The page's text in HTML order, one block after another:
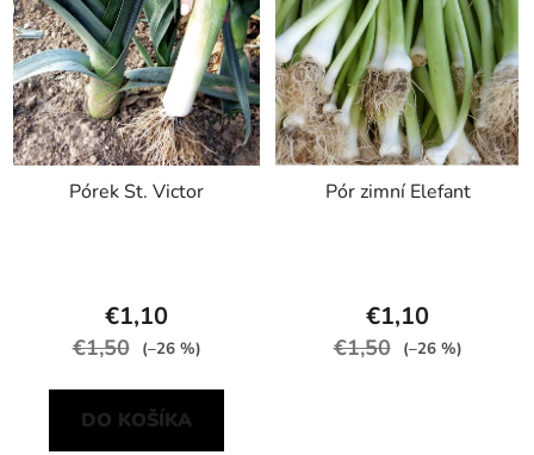
Pórek St. Victor
€1,10
€1,50 (–26 %)
DO KOŠÍKA
Pór zimní Elefant
€1,10
€1,50 (–26 %)